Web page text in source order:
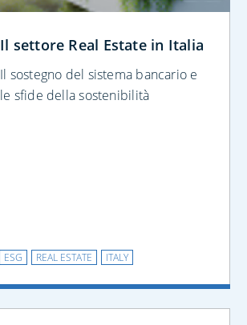
Il settore Real Estate in Italia
Il sostegno del sistema bancario e
le sfide della sostenibilità
ESG REAL ESTATE ITALY